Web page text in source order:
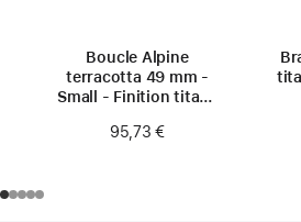
Boucle Alpine
terracotta 49 mm -
Small - Finition titane
95,73 €